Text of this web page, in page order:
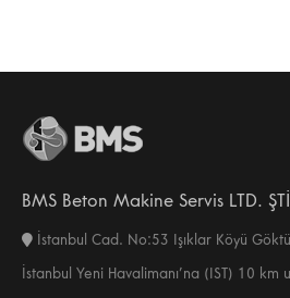
BMS Beton Makine Servis LTD.
İstanbul Cad. No:53 Işıklar Köyü
İstanbul Yeni Havalimanı’na (IST) 10 km